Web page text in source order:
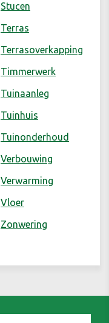
Stucen
Terras
Terrasoverkapping
Timmerwerk
Tuinaanleg
Tuinhuis
Tuinonderhoud
Verbouwing
Verwarming
Vloer
Zonwering